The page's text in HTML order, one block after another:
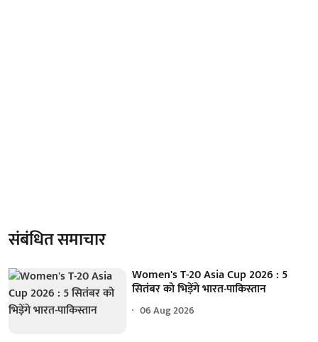
संबंधित समाचार
Women's T-20 Asia Cup 2026 : 5
सितंबर को भिड़ेंगे भारत-पाकिस्तान
06 Aug 2026